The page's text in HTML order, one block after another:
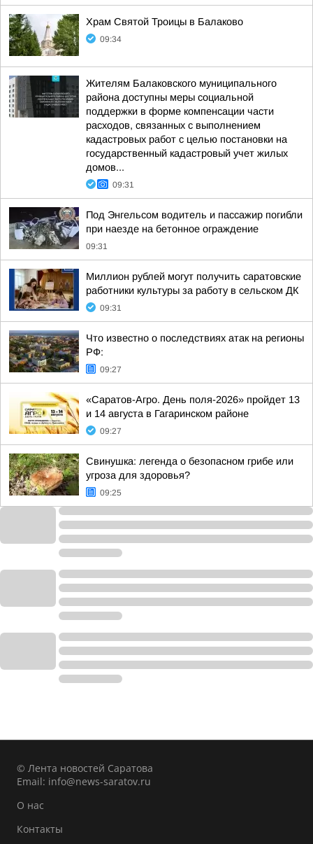
Храм Святой Троицы в Балаково
09:34
Жителям Балаковского муниципального
района доступны меры социальной
поддержки в форме компенсации части
расходов, связанных с выполнением
кадастровых работ с целью постановки на
государственный кадастровый учет жилых
домов...
09:31
Под Энгельсом водитель и пассажир погибли
при наезде на бетонное ограждение
09:31
Миллион рублей могут получить саратовские
работники культуры за работу в сельском ДК
09:31
Что известно о последствиях атак на регионы
РФ:
09:27
«Саратов-Агро. День поля-2026» пройдет 13
и 14 августа в Гагаринском районе
09:27
Свинушка: легенда о безопасном грибе или
угроза для здоровья?
09:25
© Лента новостей Саратова
Email: info@news-saratov.ru
О нас
Контакты